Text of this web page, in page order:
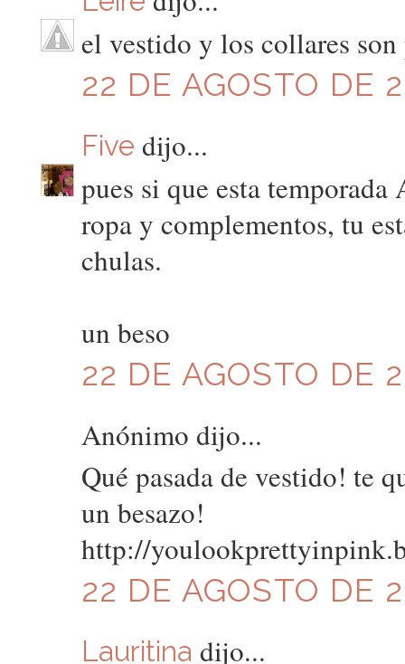
el vestido y los collares
22 DE AGOSTO DE
Five dijo...
pues si que esta
ropa y complementos, tu
chulas.
un beso
22 DE AGOSTO DE
Anónimo dijo...
Qué pasada de vestido! te
un besazo!
http://
22 DE AGOSTO DE
Lauritina dijo...